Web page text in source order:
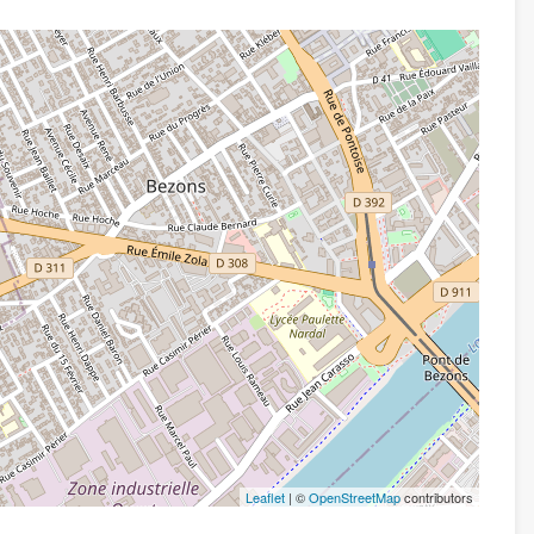
Leaflet| ©OpenStreetMapcontributors